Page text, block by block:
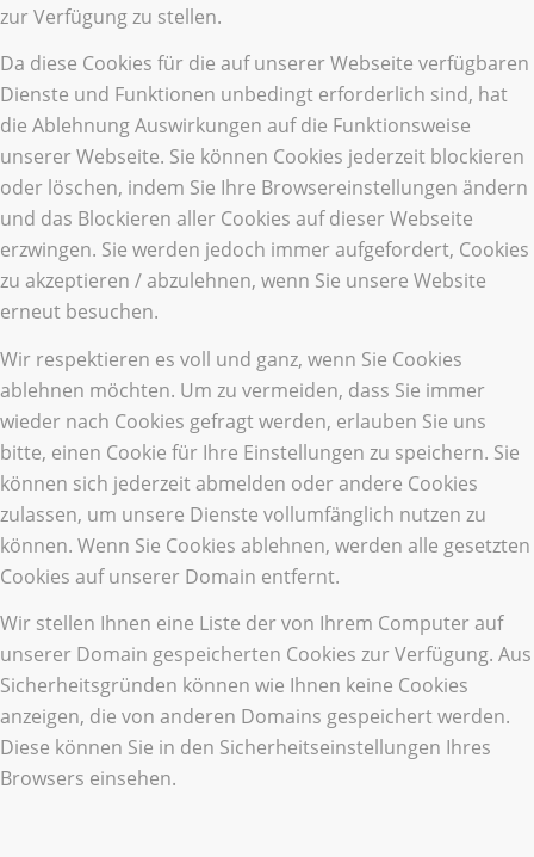
zur Verfügung zu stellen.
Da diese Cookies für die auf unserer Webseite verfügbaren
Dienste und Funktionen unbedingt erforderlich sind, hat
die Ablehnung Auswirkungen auf die Funktionsweise
unserer Webseite. Sie können Cookies jederzeit blockieren
oder löschen, indem Sie Ihre Browsereinstellungen ändern
und das Blockieren aller Cookies auf dieser Webseite
erzwingen. Sie werden jedoch immer aufgefordert, Cookies
zu akzeptieren / abzulehnen, wenn Sie unsere Website
erneut besuchen.
Wir respektieren es voll und ganz, wenn Sie Cookies
ablehnen möchten. Um zu vermeiden, dass Sie immer
wieder nach Cookies gefragt werden, erlauben Sie uns
bitte, einen Cookie für Ihre Einstellungen zu speichern. Sie
können sich jederzeit abmelden oder andere Cookies
zulassen, um unsere Dienste vollumfänglich nutzen zu
können. Wenn Sie Cookies ablehnen, werden alle gesetzten
Cookies auf unserer Domain entfernt.
Wir stellen Ihnen eine Liste der von Ihrem Computer auf
unserer Domain gespeicherten Cookies zur Verfügung. Aus
Sicherheitsgründen können wie Ihnen keine Cookies
anzeigen, die von anderen Domains gespeichert werden.
Diese können Sie in den Sicherheitseinstellungen Ihres
Browsers einsehen.